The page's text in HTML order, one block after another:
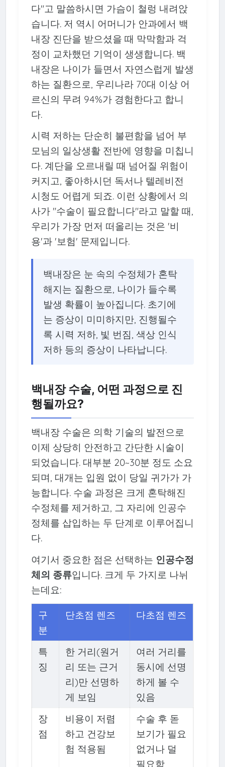
다"고 말씀하시면 가슴이 철렁 내려앉
습니다. 저 역시 어머니가 안과에서 백
내장 진단을 받으셨을 때 막막함과 걱
정이 교차했던 기억이 생생합니다. 백
내장은 나이가 들면서 자연스럽게 발생
하는 질환으로, 우리나라 70대 이상 어
르신의 무려 94%가 경험한다고 합니
다.
시력 저하는 단순히 불편함을 넘어 부
모님의 일상생활 전반에 영향을 미칩니
다. 계단을 오르내릴 때 넘어질 위험이
커지고, 좋아하시던 독서나 텔레비전
시청도 어렵게 되죠. 이런 상황에서 의
사가 "수술이 필요합니다"라고 말할 때,
우리가 가장 먼저 떠올리는 것은 '비
용'과 '보험' 문제입니다.
백내장은 눈 속의 수정체가 혼탁
해지는 질환으로, 나이가 들수록
발생 확률이 높아집니다. 초기에
는 증상이 미미하지만, 진행될수
록 시력 저하, 빛 번짐, 색상 인식
저하 등의 증상이 나타납니다.
백내장 수술, 어떤 과정으로 진
행될까요?
백내장 수술은 의학 기술의 발전으로
이제 상당히 안전하고 간단한 시술이
되었습니다. 대부분 20~30분 정도 소요
되며, 대개는 입원 없이 당일 귀가가 가
능합니다. 수술 과정은 크게 혼탁해진
수정체를 제거하고, 그 자리에 인공수
정체를 삽입하는 두 단계로 이루어집니
다.
여기서 중요한 점은 선택하는 인공수정
체의 종류입니다. 크게 두 가지로 나뉘
는데요:
구
분
단초점 렌즈 다초점 렌즈
특
징
한 거리(원거
리 또는 근거
리)만 선명하
게 보임
여러 거리를
동시에 선명
하게 볼 수
있음
장
점
비용이 저렴
하고 건강보
험 적용됨
수술 후 돋
보기가 필요
없거나 덜
필요함